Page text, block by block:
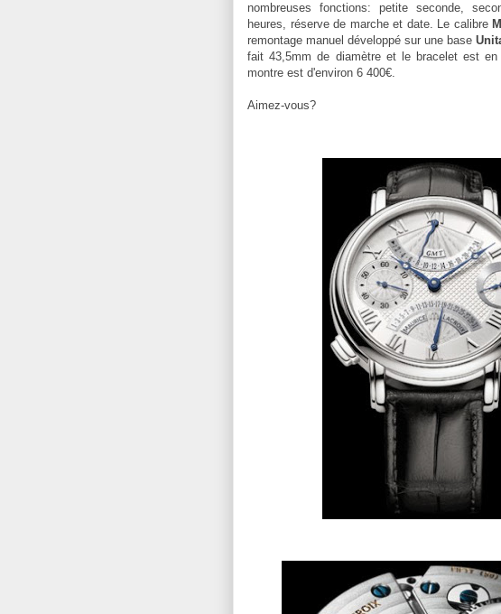
nombreuses fonctions: petite seconde,
heures, réserve de marche et date. Le calibre
remontage manuel développé sur une base
fait 43,5mm de diamètre et le bracelet est en
montre est d'environ 6 400€.
Aimez-vous?